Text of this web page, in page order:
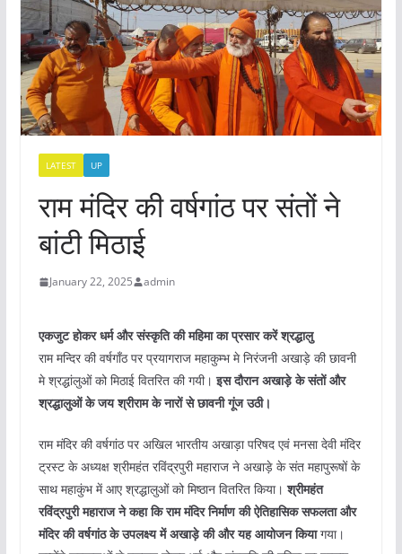
LATEST UP
राम मंदिर की वर्षगांठ पर संतों ने
बांटी मिठाई
January 22, 2025 admin
एकजुट होकर धर्म और संस्कृति की महिमा का प्रसार करें श्रद्धालु
राम मन्दिर की वर्षगाँठ पर प्रयागराज महाकुम्भ मे निरंजनी अखाड़े की छावनी
मे श्रद्धांलुओं को मिठाई वितरित की गयी।इस दौरान अखाड़े के संतों और
श्रद्धालुओं के जय श्रीराम के नारों से छावनी गूंज उठी।
राम मंदिर की वर्षगांठ पर अखिल भारतीय अखाड़ा परिषद एवं मनसा देवी मंदिर
ट्रस्ट के अध्यक्ष श्रीमहंत रविंद्रपुरी महाराज ने अखाड़े के संत महापुरूषों के
साथ महाकुंभ में आए श्रद्धालुओं को मिष्ठान वितरित किया।श्रीमहंत
रविंद्रपुरी महाराज ने कहा कि राम मंदिर निर्माण की ऐतिहासिक सफलता और
मंदिर की वर्षगांठ के उपलक्ष्य में अखाड़े की और यह आयोजन कियागया।